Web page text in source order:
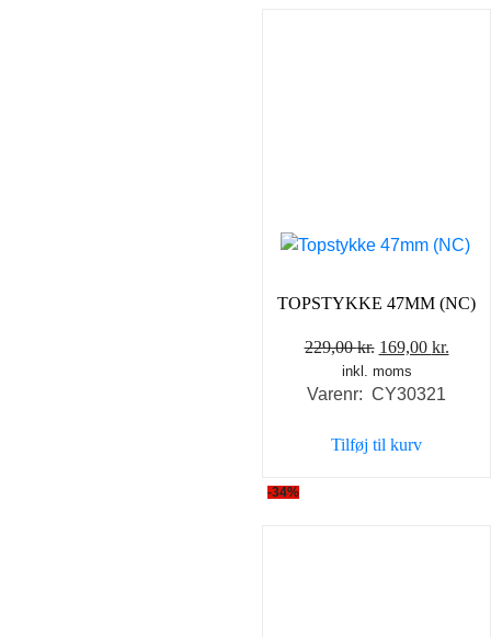
TOPSTYKKE 47MM (NC)
229,00kr. Den
oprindelige
pris
229,00 kr..
169,00 kr.
inkl. moms
Varenr: CY30321
Tilføj til kurv
-34%